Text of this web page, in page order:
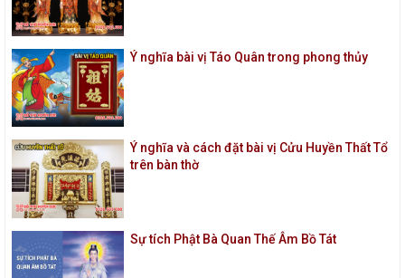
Ý nghĩa bài vị Táo Quân trong phong thủy
Ý nghĩa và cách đặt bài vị Cửu Huyền Thất Tổ
trên bàn thờ
Sự tích Phật Bà Quan Thế Âm Bồ Tát